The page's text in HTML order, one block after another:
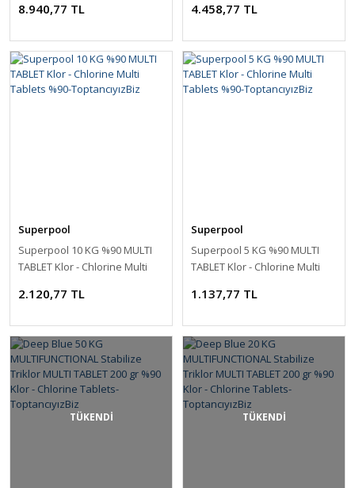
8.940,77 TL 4.458,77 TL
Superpool
Superpool 10 KG %90 MULTI
TABLET Klor - Chlorine Multi
2.120,77 TL
Superpool
Superpool 5 KG %90 MULTI
TABLET Klor - Chlorine Multi
1.137,77 TL
TÜKENDİ TÜKENDİ